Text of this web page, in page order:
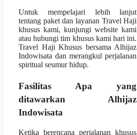
Untuk mempelajari lebih lanjut
tentang paket dan layanan Travel Haji
khusus kami, kunjungi website kami
atau hubungi tim khusus kami hari ini.
Travel Haji Khusus bersama Alhijaz
Indowisata dan merangkul perjalanan
spiritual seumur hidup.
Fasilitas Apa yang
ditawarkan Alhijaz
Indowisata
Ketika berencana perjalanan khusus